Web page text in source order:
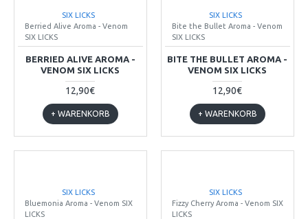
SIX LICKS
Berried Alive Aroma - Venom
SIX LICKS
BERRIED ALIVE AROMA -
VENOM SIX LICKS
12,90€
+ WARENKORB
SIX LICKS
Bite the Bullet Aroma - Venom
SIX LICKS
BITE THE BULLET AROMA -
VENOM SIX LICKS
12,90€
+ WARENKORB
SIX LICKS
Bluemonia Aroma - Venom SIX
LICKS
SIX LICKS
Fizzy Cherry Aroma - Venom SIX
LICKS